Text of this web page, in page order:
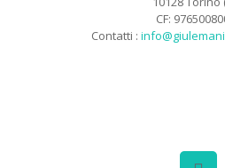
CF:
Contatti :